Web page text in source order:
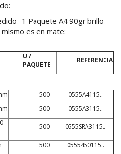
1 Paquete A4 90gr brillo:
es en mate:
U /
PAQUETE
REFERENCIA
500
0555A4115..
500
0555A3115..
500 0555SRA3115..
500
0555450115..